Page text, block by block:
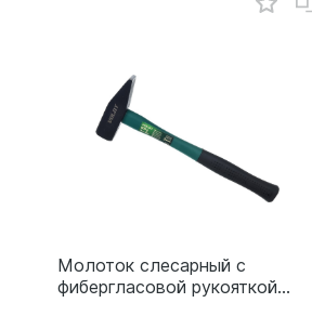
Молоток слесарный с
фибергласовой рукояткой